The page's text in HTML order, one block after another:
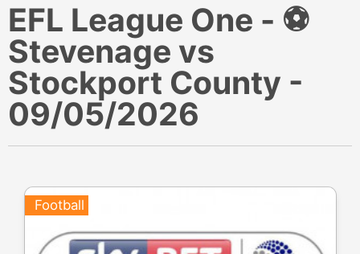
EFL League One - ⚽️
Stevenage vs
Stockport County -
09/05/2026
Football